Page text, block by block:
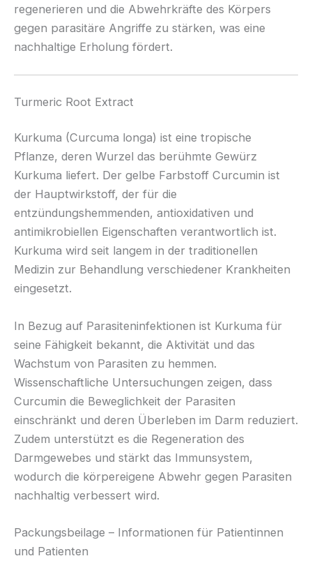
regenerieren und die Abwehrkräfte des Körpers
gegen parasitäre Angriffe zu stärken, was eine
nachhaltige Erholung fördert.
Turmeric Root Extract
Kurkuma (Curcuma longa) ist eine tropische
Pflanze, deren Wurzel das berühmte Gewürz
Kurkuma liefert. Der gelbe Farbstoff Curcumin ist
der Hauptwirkstoff, der für die
entzündungshemmenden, antioxidativen und
antimikrobiellen Eigenschaften verantwortlich ist.
Kurkuma wird seit langem in der traditionellen
Medizin zur Behandlung verschiedener Krankheiten
eingesetzt.
In Bezug auf Parasiteninfektionen ist Kurkuma für
seine Fähigkeit bekannt, die Aktivität und das
Wachstum von Parasiten zu hemmen.
Wissenschaftliche Untersuchungen zeigen, dass
Curcumin die Beweglichkeit der Parasiten
einschränkt und deren Überleben im Darm reduziert.
Zudem unterstützt es die Regeneration des
Darmgewebes und stärkt das Immunsystem,
wodurch die körpereigene Abwehr gegen Parasiten
nachhaltig verbessert wird.
Packungsbeilage – Informationen für Patientinnen
und Patienten